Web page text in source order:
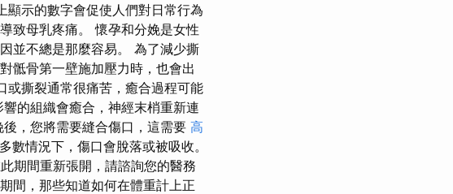
顯示的數字會促使人們對日常行為
致母乳疼痛。 懷孕和分娩是女性
並不總是那麼容易。 為了減少撕
骶骨第一壁施加壓力時，也會出
或撕裂通常很痛苦，癒合過程可能
的組織會癒合，神經末梢重新連
，您將需要縫合傷口，這需要 高
數情況下，傷口會脫落或被吸收。
期間重新張開，請諮詢您的醫務
間，那些知道如何在體重計上正